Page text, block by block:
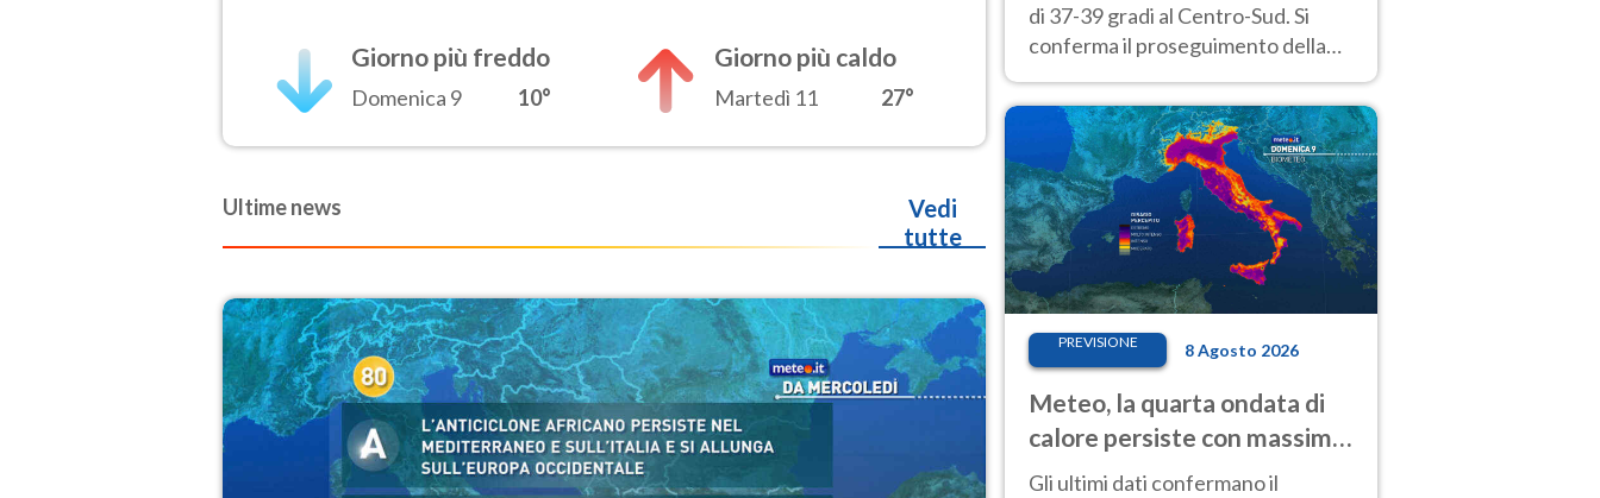
Giorno più freddo
Domenica 9 10°
Giorno più caldo
Martedì 11 27°
Ultime news
Vedi
tutte
di 37-39 gradi al Centro-Sud. Si
conferma il proseguimento della
weekend di Ferragosto
PREVISIONE 8 Agosto 2026
Meteo, la quarta ondata di
calore persiste con massime
sempre molto elevate
Gli ultimi dati confermano il